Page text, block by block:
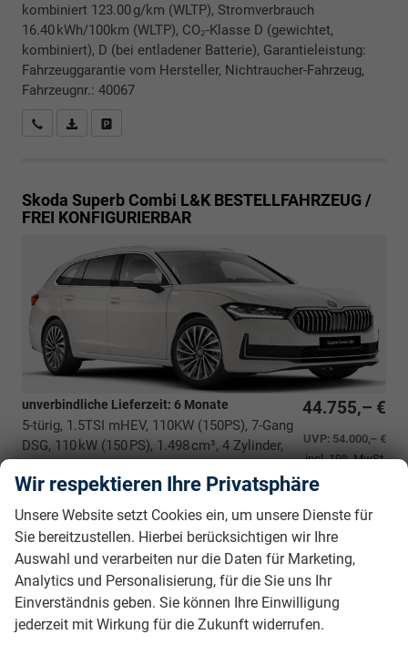
kombiniert 123.00 g/km (WLTP), Stromverbrauch
16.40 kWh/100km (WLTP), CO₂-Klasse D (gewichtet,
kombiniert), D (bei entladener Batterie), Garantieleistung:
Fahrzeuggarantie vom Hersteller, Nichtraucher-Fahrzeug,
Fahrzeugnr.: 40067
Rückrufbitte absenden
PDF-Datei, Fahrzeugexposé drucken
Skoda Superb Combi L&K BESTELLFAHRZEUG /
FREI KONFIGURIERBAR
44.755,– €
UVP: 54.000,– €
incl. 19% MwSt.
unverbindliche Lieferzeit: 6 Monate
5-türig, 1.5TSI mHEV, 110KW (150PS), 7-Gang
DSG, 110 kW (150 PS), 1.498 cm³, 4 Zylinder,
(MHEV), Benzin, Kraftstoffverbrauch kombiniert 5,3 (WLTP),
CO₂-Emission kombiniert 122.00 g/km (WLTP), CO₂-Klasse
D, Garantieleistung: Fahrzeuggarantie vom Hersteller,
Nichtraucher-Fahrzeug, Fahrzeugnr.: 38601
Rückrufbitte absenden
PDF-Datei, Fahrzeugexposé drucken
Drucken, parken oder vergleichen
Wir respektieren Ihre Privatsphäre
Unsere Website setzt Cookies ein, um unsere Dienste für
Sie bereitzustellen. Hierbei berücksichtigen wir Ihre
Auswahl und verarbeiten nur die Daten für Marketing,
Analytics und Personalisierung, für die Sie uns Ihr
Einverständnis geben. Sie können Ihre Einwilligung
jederzeit mit Wirkung für die Zukunft widerrufen.